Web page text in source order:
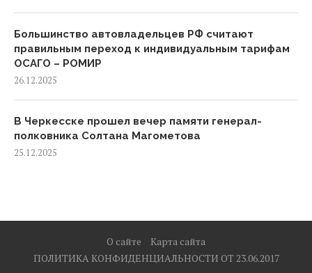
Большинство автовладельцев РФ считают
правильным переход к индивидуальным тарифам
ОСАГО – РОМИР
26.12.2025
В Черкесске прошел вечер памяти генерал-
полковника Солтана Магометова
25.12.2025
О сайте
Карта сайта
ПОЛИТИКА КОНФИДЕНЦИАЛЬНОСТИ ОТ 23.06.2017